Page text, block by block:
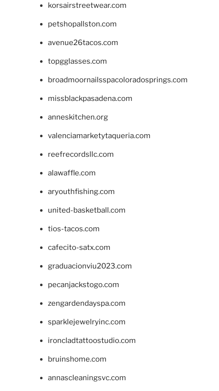
korsairstreetwear.com
petshopallston.com
avenue26tacos.com
topgglasses.com
broadmoornailsspacoloradosprings.com
missblackpasadena.com
anneskitchen.org
valenciamarketytaqueria.com
reefrecordsllc.com
alawaffle.com
aryouthfishing.com
united-basketball.com
tios-tacos.com
cafecito-satx.com
graduacionviu2023.com
pecanjackstogo.com
zengardendayspa.com
sparklejewelryinc.com
ironcladtattoostudio.com
bruinshome.com
annascleaningsvc.com